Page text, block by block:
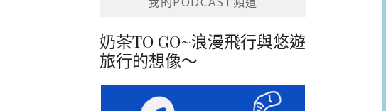
奶茶TO GO~浪漫飛行與悠遊
旅行的想像～